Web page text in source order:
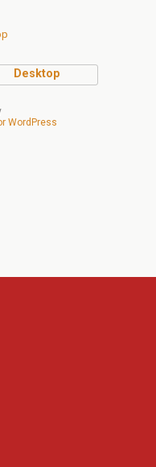
Desktop
WordPress